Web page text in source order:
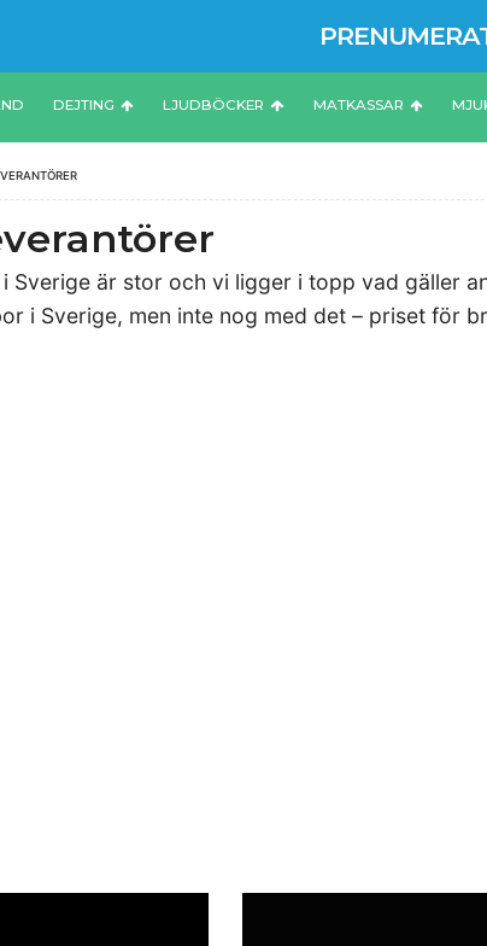
DEJTING LJUDBÖCKER MATKASSAR
Sverige är stor och vi ligger i topp vad gäller
i Sverige, men inte nog med det – priset för